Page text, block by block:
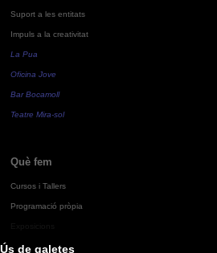
Ús de galetes
Suport a les entitats
Impuls a la creativitat
La Pua
Oficina Jove
Bar Bocamoll
Teatre Mira-sol
Què fem
Cursos i Tallers
Programació pròpia